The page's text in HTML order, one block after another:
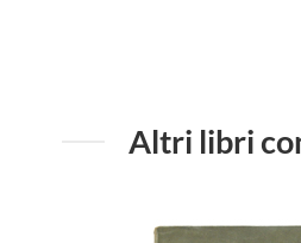
Altri libri